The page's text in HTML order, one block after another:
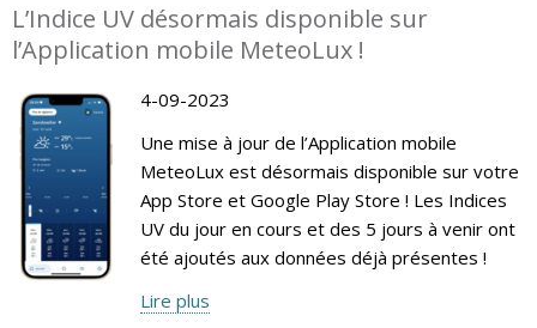
L’Indice UV désormais disponible sur
l’Application mobile MeteoLux !
4-09-2023
Une mise à jour de l’Application mobile
MeteoLux est désormais disponible sur votre
App Store et Google Play Store ! Les Indices
UV du jour en cours et des 5 jours à venir ont
été ajoutés aux données déjà présentes !
Lire plus